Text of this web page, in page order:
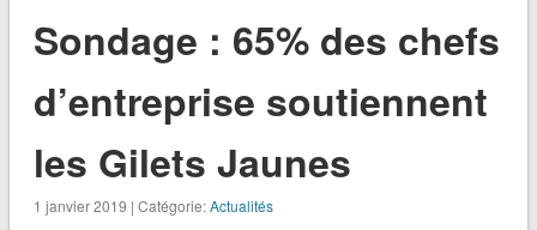
Sondage : 65% des chefs
d’entreprise soutiennent
les Gilets Jaunes
1 janvier 2019 | Catégorie:Actualités